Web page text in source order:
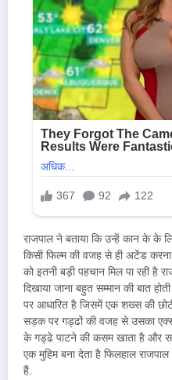
राजपाल ने बताया कि उन्हें कान के के
किसी फिल्म की वजह से ही अटेंड
को इतनी बड़ी पहचान मिल पा रही है
दिखाया जाना बहुत सम्मान की बात
पर आधारित है जिसमें एक शख्स की
सड़क पर गड्ढों की वजह से उसका
के गड्ढे पाटने की कसम खाता है और
एक मुहिम बना देता है फिलहाल
हैं.